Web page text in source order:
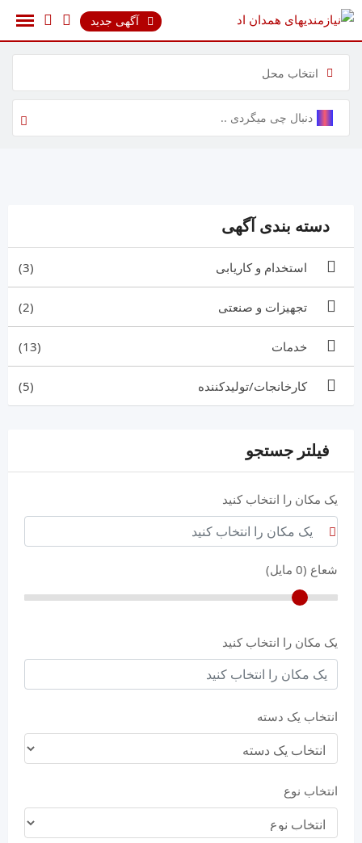
پرش
محتوا
آگهی جدید
انتخاب محل
دسته بندی آگهی
استخدام و کاریابی (3)
تجهیزات و صنعتی (2)
خدمات (13)
کارخانجات/تولیدکننده (5)
فیلتر جستجو
یک مکان را انتخاب کنید
شعاع (0 مایل)
یک مکان را انتخاب کنید
انتخاب یک دسته
انتخاب نوع